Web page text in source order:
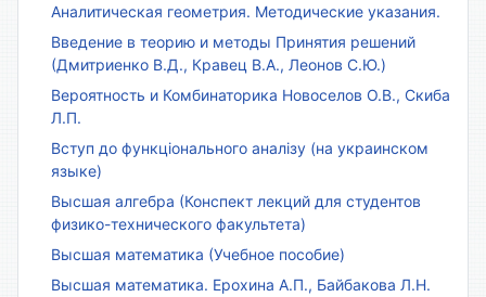
Аналитическая геометрия. Методические указания.
Введение в теорию и методы Принятия решений
(Дмитриенко В.Д., Кравец В.А., Леонов С.Ю.)
Вероятность и Комбинаторика Новоселов О.В., Скиба
Л.П.
Вступ до функціонального аналізу (на украинском
языке)
Высшая алгебра (Конспект лекций для студентов
физико-технического факультета)
Высшая математика (Учебное пособие)
Высшая математика. Ерохина А.П., Байбакова Л.Н.